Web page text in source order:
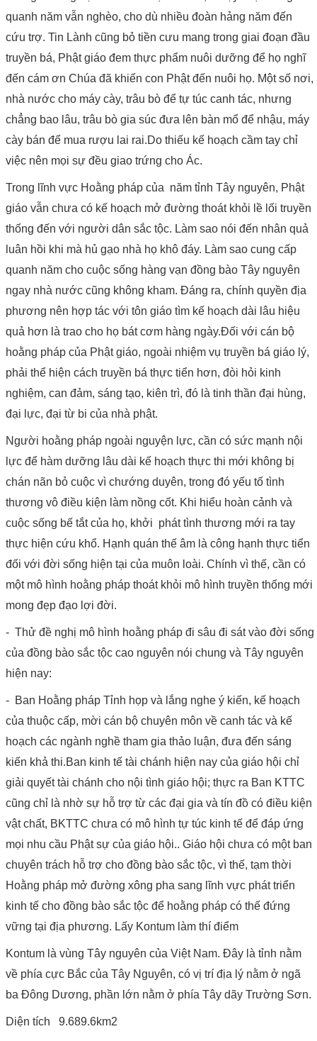
quanh năm vẫn nghèo, cho dù nhiều đoàn hảng năm đến
cứu trợ. Tin Lành cũng bỏ tiền cưu mang trong giai đoạn đầu
truyền bá, Phật giáo đem thực phẩm nuôi dưỡng để họ nghĩ
đến cám ơn Chúa đã khiến con Phật đến nuôi họ. Một số nơi,
nhà nước cho máy cày, trâu bò để tự túc canh tác, nhưng
chẳng bao lâu, trâu bò gia súc đưa lên bàn mổ để nhậu, máy
cày bán để mua rượu lai rai.Do thiếu kế hoạch cầm tay chỉ
việc nên mọi sự đều giao trứng cho Ác.
Trong lĩnh vực Hoằng pháp của năm tỉnh Tây nguyên, Phật
giáo vẫn chưa có kế hoạch mở đường thoát khỏi lề lối truyền
thống đến với người dân sắc tộc. Làm sao nói đến nhân quả
luân hồi khi mà hủ gạo nhà họ khô đáy. Làm sao cung cấp
quanh năm cho cuộc sống hàng vạn đồng bào Tây nguyên
ngay nhà nước cũng không kham. Đáng ra, chính quyền địa
phương nên hợp tác với tôn giáo tìm kế hoạch dài lâu hiệu
quả hơn là trao cho họ bát cơm hàng ngày.Đối với cán bộ
hoằng pháp của Phật giáo, ngoài nhiệm vụ truyền bá giáo lý,
phải thể hiện cách truyền bá thực tiển hơn, đòi hỏi kinh
nghiệm, can đảm, sáng tạo, kiên trì, đó là tinh thần đại hùng,
đại lực, đại từ bi của nhà phật.
Người hoằng pháp ngoài nguyện lực, cần có sức mạnh nội
lực để hàm dưỡng lâu dài kế hoạch thực thi mới không bị
chán nãn bỏ cuộc vì chướng duyên, trong đó yếu tố tình
thương vô điều kiện làm nồng cốt. Khi hiểu hoàn cảnh và
cuộc sống bế tắt của họ, khởi phát tình thương mới ra tay
thực hiện cứu khổ. Hạnh quán thế âm là công hạnh thực tiển
đối với đời sống hiện tại của muôn loài. Chính vì thế, cần có
một mô hình hoằng pháp thoát khỏi mô hình truyền thống mới
mong đẹp đạo lợi đời.
- Thử đề nghị mô hình hoằng pháp đi sâu đi sát vào đời sống
của đồng bào sắc tộc cao nguyên nói chung và Tây nguyên
hiện nay:
- Ban Hoằng pháp Tỉnh họp và lắng nghe ý kiến, kế hoạch
của thuộc cấp, mời cán bộ chuyên môn về canh tác và kế
hoạch các ngành nghề tham gia thảo luận, đưa đến sáng
kiến khả thi.Ban kinh tế tài chánh hiện nay của giáo hội chỉ
giải quyết tài chánh cho nội tình giáo hội; thực ra Ban KTTC
cũng chỉ là nhờ sự hỗ trợ từ các đại gia và tín đồ có điều kiện
vật chất, BKTTC chưa có mô hình tự túc kinh tế để đáp ứng
mọi nhu cầu Phật sự của giáo hội.. Giáo hội chưa có một ban
chuyên trách hỗ trợ cho đồng bào sắc tộc, vì thế, tạm thời
Hoằng pháp mở đường xông pha sang lĩnh vực phát triển
kinh tế cho đồng bào sắc tộc để hoằng pháp có thế đứng
vững tại địa phương. Lấy Kontum làm thí điểm
Kontum là vùng Tây nguyên của Việt Nam. Đây là tỉnh nằm
về phía cực Bắc của Tây Nguyên, có vị trí địa lý nằm ở ngã
ba Đông Dương, phần lớn nằm ở phía Tây dãy Trường Sơn.
Diện tích 9.689.6km2